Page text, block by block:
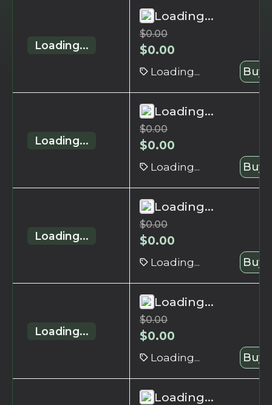
Loading...
Loading...
$0.00
$0.00
Loading... Buy
Loading...
Loading...
$0.00
$0.00
Loading... Buy
Loading...
Loading...
$0.00
$0.00
Loading... Buy
Loading...
Loading...
$0.00
$0.00
Loading... Buy
Loading...